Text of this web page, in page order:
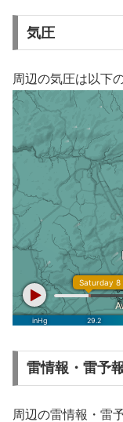
気圧
周辺の気圧は以下
雷情報・雷予
周辺の雷情報・雷